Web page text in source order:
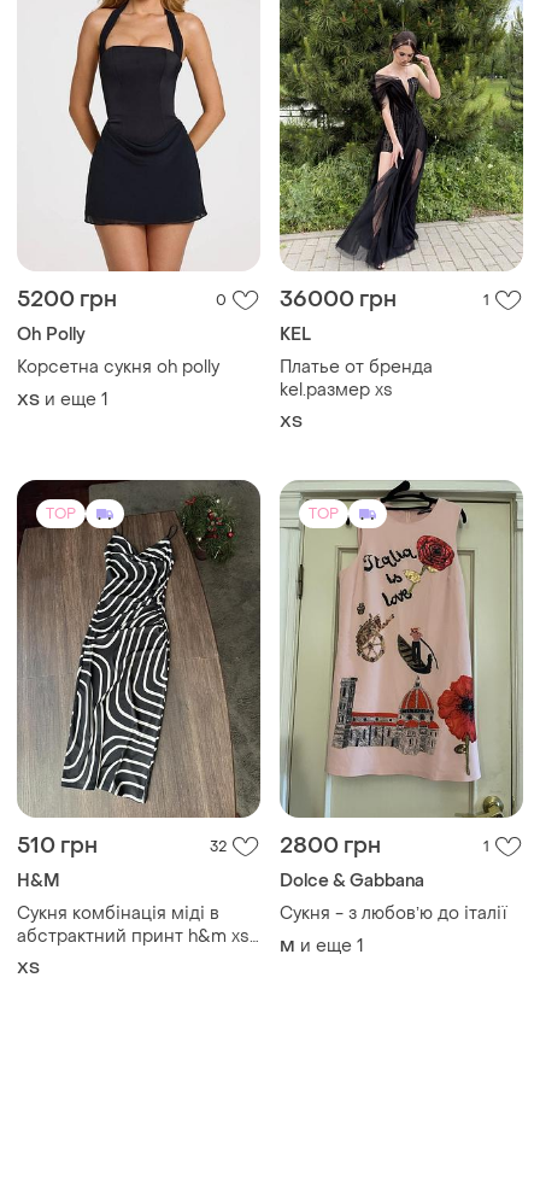
5200 грн 0
Oh Polly
Корсетна сукня oh polly
ХS и еще 1
36000 грн 1
KEL
Платье от бренда
kel.размер xs
ХS
TOP
510 грн 32
H&M
Сукня комбінація міді в
абстрактний принт h&m xs
розміру
ХS
TOP
2800 грн 1
Dolce & Gabbana
Сукня - з любовʼю до італії
M и еще 1